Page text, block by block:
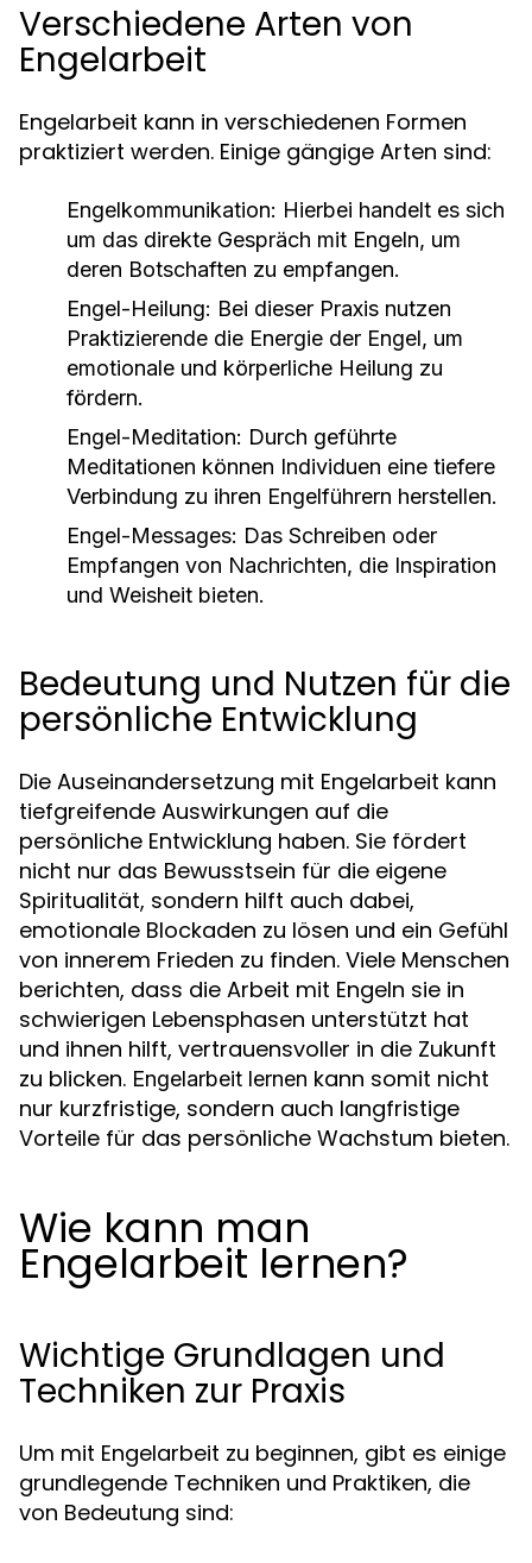
Verschiedene Arten von
Engelarbeit
Engelarbeit kann in verschiedenen Formen
praktiziert werden. Einige gängige Arten sind:
Engelkommunikation: Hierbei handelt es sich
um das direkte Gespräch mit Engeln, um
deren Botschaften zu empfangen.
Engel-Heilung: Bei dieser Praxis nutzen
Praktizierende die Energie der Engel, um
emotionale und körperliche Heilung zu
fördern.
Engel-Meditation: Durch geführte
Meditationen können Individuen eine tiefere
Verbindung zu ihren Engelführern herstellen.
Engel-Messages: Das Schreiben oder
Empfangen von Nachrichten, die Inspiration
und Weisheit bieten.
Bedeutung und Nutzen für die
persönliche Entwicklung
Die Auseinandersetzung mit Engelarbeit kann
tiefgreifende Auswirkungen auf die
persönliche Entwicklung haben. Sie fördert
nicht nur das Bewusstsein für die eigene
Spiritualität, sondern hilft auch dabei,
emotionale Blockaden zu lösen und ein Gefühl
von innerem Frieden zu finden. Viele Menschen
berichten, dass die Arbeit mit Engeln sie in
schwierigen Lebensphasen unterstützt hat
und ihnen hilft, vertrauensvoller in die Zukunft
zu blicken. Engelarbeit lernen kann somit nicht
nur kurzfristige, sondern auch langfristige
Vorteile für das persönliche Wachstum bieten.
Wie kann man
Engelarbeit lernen?
Wichtige Grundlagen und
Techniken zur Praxis
Um mit Engelarbeit zu beginnen, gibt es einige
grundlegende Techniken und Praktiken, die
von Bedeutung sind: